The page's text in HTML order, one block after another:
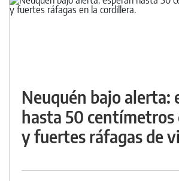
Neuquén bajo alerta:
hasta 50 centímetros
y fuertes ráfagas de